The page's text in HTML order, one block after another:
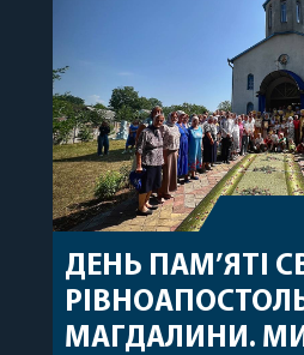
ДЕНЬ ПАМ’ЯТІ
МАГДАЛИНИ.